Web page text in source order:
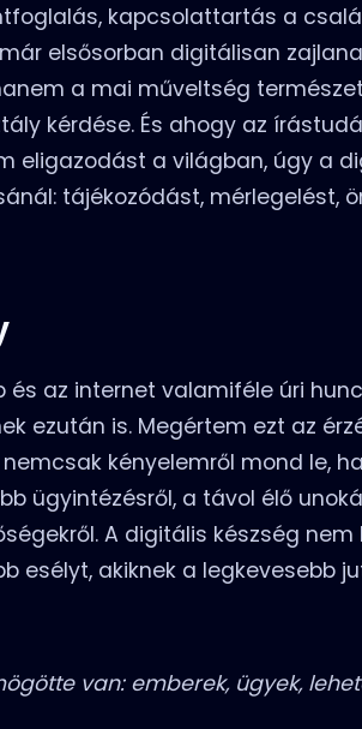
kapcsolattartás a
elsősorban digitálisan
a mai műveltség
kérdése. És ahogy az
eligazodást a világban, úgy a
tájékozódást, mérlegelést,
és az internet valamiféle úri
ezután is. Megértem ezt az
kényelemről mond le,
ügyintézésről, a távol élő
A digitális készség nem
esélyt, akiknek a legkevesebb
van: emberek, ügyek,